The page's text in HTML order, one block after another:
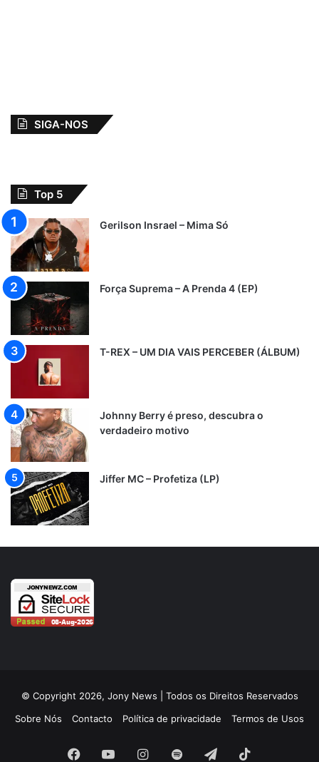
SIGA-NOS
Top 5
Gerilson Insrael – Mima Só
Força Suprema – A Prenda 4 (EP)
T-REX – UM DIA VAIS PERCEBER (ÁLBUM)
Johnny Berry é preso, descubra o
verdadeiro motivo
Jiffer MC – Profetiza (LP)
© Copyright 2026, Jony News | Todos os Direitos Reservados
Sobre Nós
Contacto Política de privacidade Termos de Usos
Facebook
YouTubeInstagram
SpotifyTelegram